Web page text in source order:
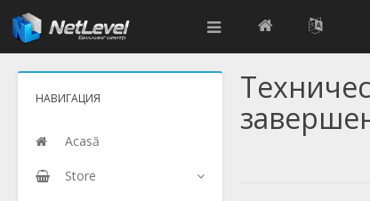
НАВИГАЦИЯ
Acasă
Store